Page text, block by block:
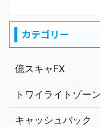
カテゴリー
億スキャFX
トワイライトゾーン
キャッシュバック